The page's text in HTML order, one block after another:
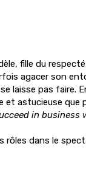
fille du
agacer son
laisse pas faire.
et astucieuse que
in
rôles dans le